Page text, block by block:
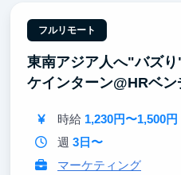
し、メリハリのある授業を
日本語を通じて、夢に向
若者を応援しませんか？
フルリモート
東南アジア人へ"バズ
ケインターン@HRベン
時給 1,230円〜1,500円
週 3日〜
マーケティング